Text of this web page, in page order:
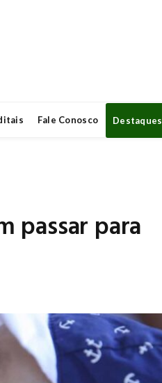
Fale Conosco Destaques
passar para